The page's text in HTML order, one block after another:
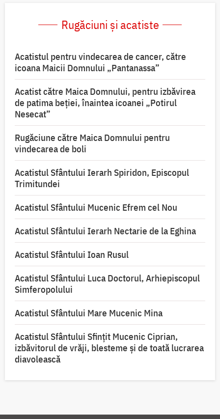
Rugăciuni și acatiste
Acatistul pentru vindecarea de cancer, către
icoana Maicii Domnului „Pantanassa”
Acatist către Maica Domnului, pentru izbăvirea
de patima beției, înaintea icoanei „Potirul
Nesecat”
Rugăciune către Maica Domnului pentru
vindecarea de boli
Acatistul Sfântului Ierarh Spiridon, Episcopul
Trimitundei
Acatistul Sfântului Mucenic Efrem cel Nou
Acatistul Sfântului Ierarh Nectarie de la Eghina
Acatistul Sfântului Ioan Rusul
Acatistul Sfântului Luca Doctorul, Arhiepiscopul
Simferopolului
Acatistul Sfântului Mare Mucenic Mina
Acatistul Sfântului Sfințit Mucenic Ciprian,
izbăvitorul de vrăji, blesteme și de toată lucrarea
diavolească